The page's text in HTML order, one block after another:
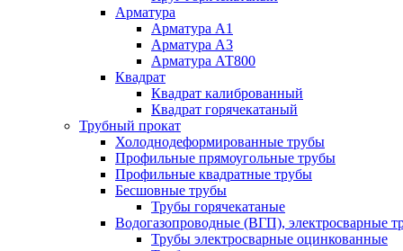
Арматура
Арматура А1
Арматура А3
Арматура АТ800
Квадрат
Квадрат калиброванный
Квадрат горячекатаный
Трубный прокат
Холоднодеформированные трубы
Профильные прямоугольные трубы
Профильные квадратные трубы
Бесшовные трубы
Трубы горячекатаные
Водогазопроводные (ВГП), электросварные
Трубы электросварные оцинкованные